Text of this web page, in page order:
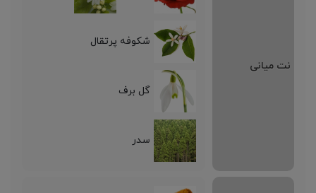
نت میانی
شکوفه پرتقال
گل برف
سدر